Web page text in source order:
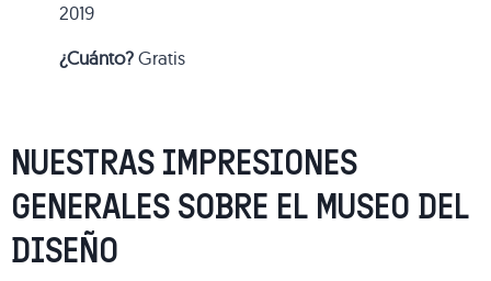
2019
¿Cuánto?Gratis
NUESTRAS IMPRESIONES
GENERALES SOBRE EL MUSEO DEL
DISEÑO